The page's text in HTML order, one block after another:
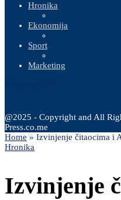
Hronika
Ekonomija
Sport
Marketing
@2025 - Copyright and All
Press.co.me
Home » Izvinjenje čitaocima i
Hronika
Izvinjenje